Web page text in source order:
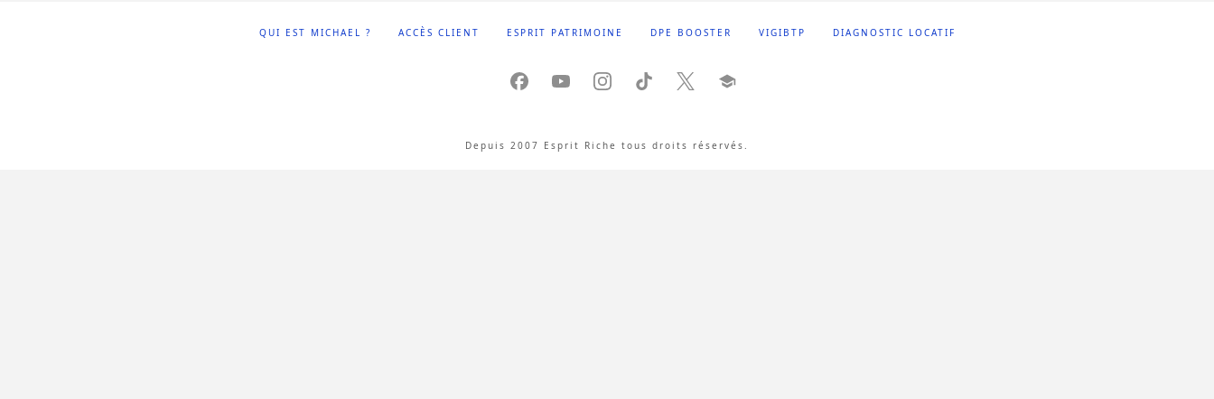
QUI EST MICHAEL ? ACCÈS CLIENT ESPRIT PATRIMOINE DPE BOOSTER VIGIBTP DIAGNOSTIC LOCATIF
Depuis 2007 Esprit Riche tous droits réservés.